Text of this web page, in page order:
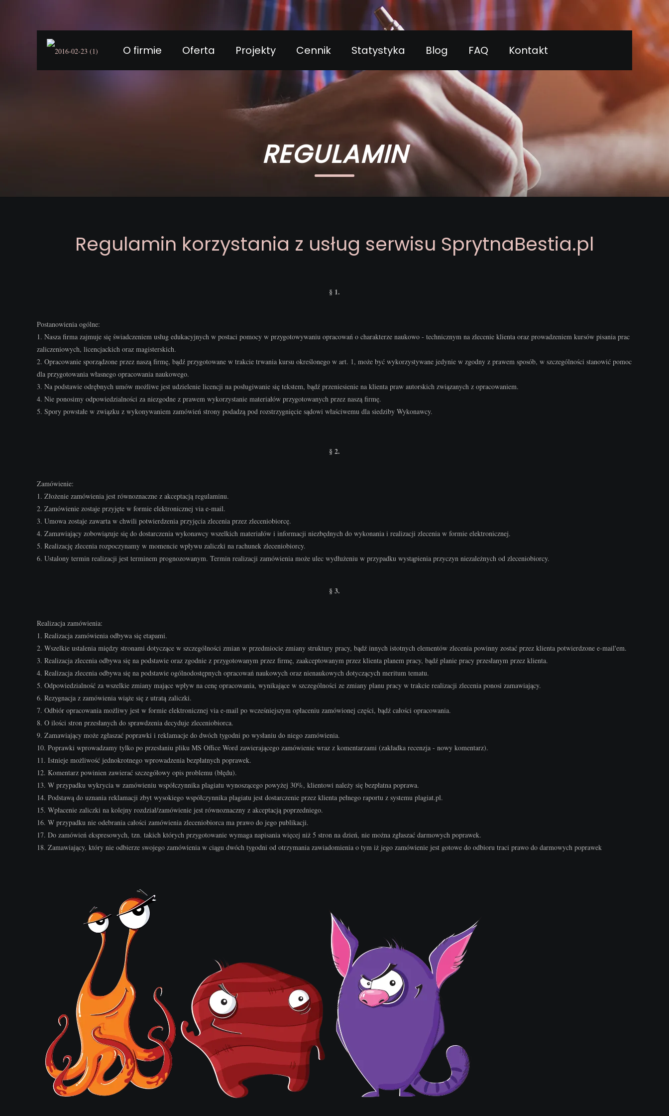
O firmie Oferta Projekty Cennik Statystyka Blog FAQ Kontakt
REGULAMIN
Regulamin korzystania z usług serwisu SprytnaBestia.pl
§ 1.
Postanowienia ogólne:
1. Nasza firma zajmuje się świadczeniem usług edukacyjnych w postaci pomocy w przygotowywaniu opracowań o charakterze naukowo - technicznym na zlecenie klienta oraz prowadzeniem kursów pisania prac
zaliczeniowych, licencjackich oraz magisterskich.
2. Opracowanie sporządzone przez naszą firmę, bądź przygotowane w trakcie trwania kursu określonego w art. 1, może być wykorzystywane jedynie w zgodny z prawem sposób, w szczególności stanowić pomoc
dla przygotowania własnego opracowania naukowego.
3. Na podstawie odrębnych umów możliwe jest udzielenie licencji na posługiwanie się tekstem, bądź przeniesienie na klienta praw autorskich związanych z opracowaniem.
4. Nie ponosimy odpowiedzialności za niezgodne z prawem wykorzystanie materiałów przygotowanych przez naszą firmę.
5. Spory powstałe w związku z wykonywaniem zamówień strony podadzą pod rozstrzygnięcie sądowi właściwemu dla siedziby Wykonawcy.
§ 2.
Zamówienie:
1. Złożenie zamówienia jest równoznaczne z akceptacją regulaminu.
2. Zamówienie zostaje przyjęte w formie elektronicznej via e-mail.
3. Umowa zostaje zawarta w chwili potwierdzenia przyjęcia zlecenia przez zleceniobiorcę.
4. Zamawiający zobowiązuje się do dostarczenia wykonawcy wszelkich materiałów i informacji niezbędnych do wykonania i realizacji zlecenia w formie elektronicznej.
5. Realizację zlecenia rozpoczynamy w momencie wpływu zaliczki na rachunek zleceniobiorcy.
6. Ustalony termin realizacji jest terminem prognozowanym. Termin realizacji zamówienia może ulec wydłużeniu w przypadku wystąpienia przyczyn niezależnych od zleceniobiorcy.
§ 3.
Realizacja zamówienia:
1. Realizacja zamówienia odbywa się etapami.
2. Wszelkie ustalenia między stronami dotyczące w szczególności zmian w przedmiocie zmiany struktury pracy, bądź innych istotnych elementów zlecenia powinny zostać przez klienta potwierdzone e-mail'em.
3. Realizacja zlecenia odbywa się na podstawie oraz zgodnie z przygotowanym przez firmę, zaakceptowanym przez klienta planem pracy, bądź planie pracy przesłanym przez klienta.
4. Realizacja zlecenia odbywa się na podstawie ogólnodostępnych opracowań naukowych oraz nienaukowych dotyczących meritum tematu.
5. Odpowiedzialność za wszelkie zmiany mające wpływ na cenę opracowania, wynikające w szczególności ze zmiany planu pracy w trakcie realizacji zlecenia ponosi zamawiający.
6. Rezygnacja z zamówienia wiąże się z utratą zaliczki.
7. Odbiór opracowania możliwy jest w formie elektronicznej via e-mail po wcześniejszym opłaceniu zamówionej części, bądź całości opracowania.
8. O ilości stron przesłanych do sprawdzenia decyduje zleceniobiorca.
9. Zamawiający może zgłaszać poprawki i reklamacje do dwóch tygodni po wysłaniu do niego zamówienia.
10. Poprawki wprowadzamy tylko po przesłaniu pliku MS Office Word zawierającego zamówienie wraz z komentarzami (zakładka recenzja - nowy komentarz).
11. Istnieje możliwość jednokrotnego wprowadzenia bezpłatnych poprawek.
12. Komentarz powinien zawierać szczegółowy opis problemu (błędu).
13. W przypadku wykrycia w zamówieniu współczynnika plagiatu wynoszącego powyżej 30%, klientowi należy się bezpłatna poprawa.
14. Podstawą do uznania reklamacji zbyt wysokiego współczynnika plagiatu jest dostarczenie przez klienta pełnego raportu z systemu plagiat.pl.
15. Wpłacenie zaliczki na kolejny rozdział/zamówienie jest równoznaczny z akceptacją poprzedniego.
16. W przypadku nie odebrania całości zamówienia zleceniobiorca ma prawo do jego publikacji.
17. Do zamówień ekspresowych, tzn. takich których przygotowanie wymaga napisania więcej niż 5 stron na dzień, nie można zgłaszać darmowych poprawek.
18. Zamawiający, który nie odbierze swojego zamówienia w ciągu dwóch tygodni od otrzymania zawiadomienia o tym iż jego zamówienie jest gotowe do odbioru traci prawo do darmowych poprawek